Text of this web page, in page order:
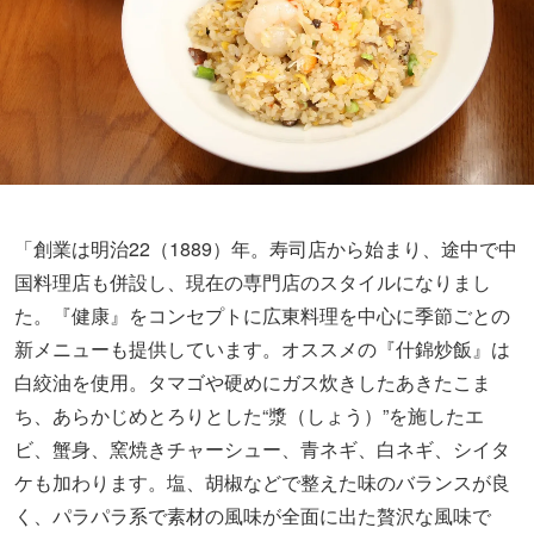
「創業は明治22（1889）年。寿司店から始まり、途中で中
国料理店も併設し、現在の専門店のスタイルになりまし
た。『健康』をコンセプトに広東料理を中心に季節ごとの
新メニューも提供しています。オススメの『什錦炒飯』は
白絞油を使用。タマゴや硬めにガス炊きしたあきたこま
ち、あらかじめとろりとした“漿（しょう）”を施したエ
ビ、蟹身、窯焼きチャーシュー、青ネギ、白ネギ、シイタ
ケも加わります。塩、胡椒などで整えた味のバランスが良
く、パラパラ系で素材の風味が全面に出た贅沢な風味で